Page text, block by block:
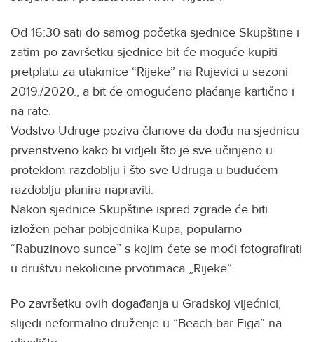
Od 16:30 sati do samog početka sjednice Skupštine i
zatim po završetku sjednice bit će moguće kupiti
pretplatu za utakmice “Rijeke” na Rujevici u sezoni
2019./2020., a bit će omogućeno plaćanje kartično i
na rate.
Vodstvo Udruge poziva članove da dođu na sjednicu
prvenstveno kako bi vidjeli što je sve učinjeno u
proteklom razdoblju i što sve Udruga u budućem
razdoblju planira napraviti.
Nakon sjednice Skupštine ispred zgrade će biti
izložen pehar pobjednika Kupa, popularno
“Rabuzinovo sunce” s kojim ćete se moći fotografirati
u društvu nekolicine prvotimaca „Rijeke“.
Po završetku ovih događanja u Gradskoj vijećnici,
slijedi neformalno druženje u “Beach bar Figa” na